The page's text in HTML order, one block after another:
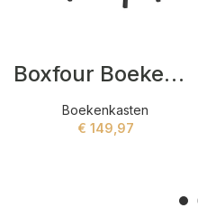
Boxfour Boekenkasten Zwart
Boekenkasten
€ 149,97